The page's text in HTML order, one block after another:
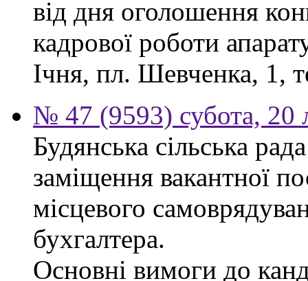
від дня оголошення
кадрової роботи
Ічня, пл. Шевченка, 1,
№ 47 (9593) субота, 20
Будянська сільська
заміщення вакантної
місцевого
бухгалтера.
Основні вимоги до